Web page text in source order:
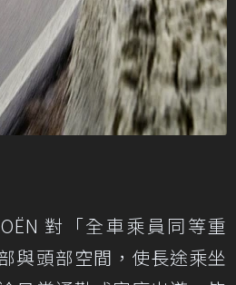
對「全車乘員同等重
與頭部空間，使長途乘坐